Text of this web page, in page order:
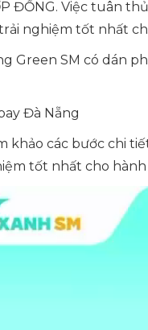
ĐỒNG. Việc tuân
nghiệm tốt nhất
Green SM có dán
Đà Nẵng
khảo các bước chi
tốt nhất cho hành